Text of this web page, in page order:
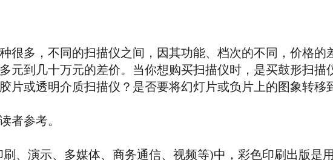
多，不同的扫描仪之间，因其功能、档次的不同，价格的
元到几十万元的差价。当你想购买扫描仪时，是买鼓形扫描
片或透明介质扫描仪？是否要将幻灯片或负片上的图象转移
参考。
演示、多媒体、商务通信、视频等)中，彩色印刷出版是